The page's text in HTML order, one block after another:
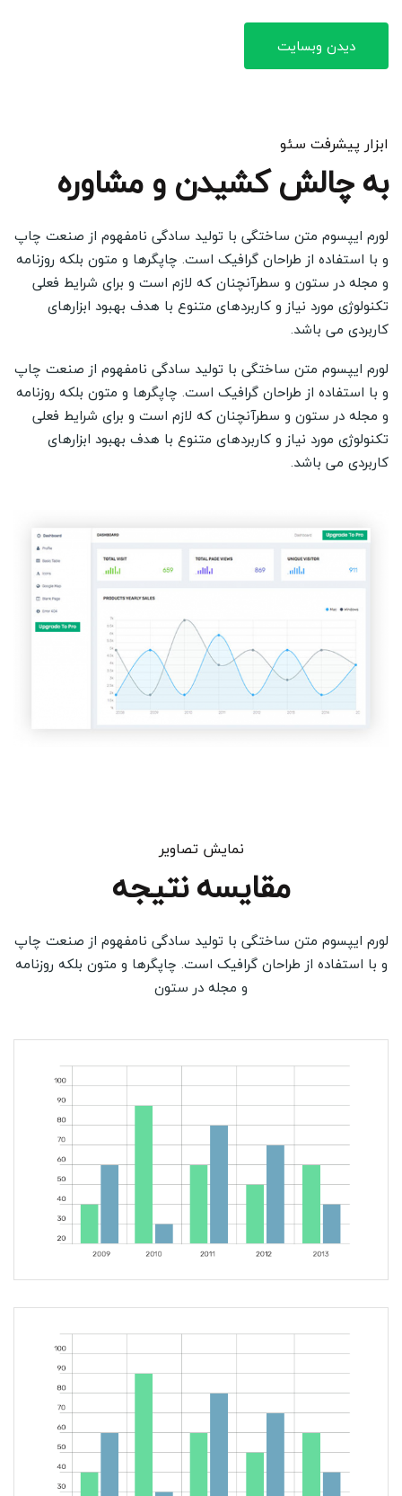
دیدن وبسایت
ابزار پیشرفت سئو
به چالش کشیدن و مشاوره
لورم ایپسوم متن ساختگی با تولید سادگی نامفهوم از صنعت چاپ
و با استفاده از طراحان گرافیک است. چاپگرها و متون بلکه روزنامه
و مجله در ستون و سطرآنچنان که لازم است و برای شرایط فعلی
تکنولوژی مورد نیاز و کاربردهای متنوع با هدف بهبود ابزارهای
کاربردی می باشد.
لورم ایپسوم متن ساختگی با تولید سادگی نامفهوم از صنعت چاپ
و با استفاده از طراحان گرافیک است. چاپگرها و متون بلکه روزنامه
و مجله در ستون و سطرآنچنان که لازم است و برای شرایط فعلی
تکنولوژی مورد نیاز و کاربردهای متنوع با هدف بهبود ابزارهای
کاربردی می باشد.
نمایش تصاویر
مقایسه نتیجه
لورم ایپسوم متن ساختگی با تولید سادگی نامفهوم از صنعت چاپ
و با استفاده از طراحان گرافیک است. چاپگرها و متون بلکه روزنامه
و مجله در ستون